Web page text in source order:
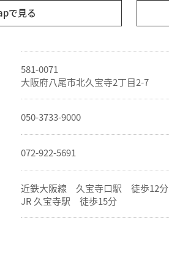
で見る
581-0071
大阪府八尾市北久宝寺2丁目2-7
050-3733-9000
072-922-5691
近鉄大阪線 久宝寺口駅 徒歩12分
JR 久宝寺駅 徒歩15分